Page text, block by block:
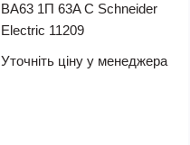
ВА63 1П 63A C Schneider
Electric 11209
Уточніть ціну у менеджера